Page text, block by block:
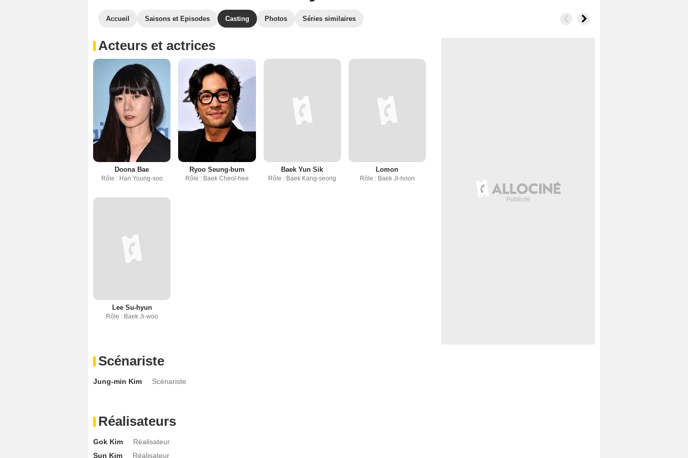
Accueil Saisons et Episodes Casting Photos Séries similaires
Acteurs et actrices
Doona Bae
Rôle : Han Young-soo
Ryoo Seung-bum
Rôle : Baek Cheol-hee
Baek Yun Sik
Rôle : Baek Kang-seong
Lomon
Rôle : Baek Ji-hoon
Lee Su-hyun
Rôle : Baek Ji-woo
Scénariste
Jung-min Kim Scénariste
Réalisateurs
Gok Kim
Réalisateur
Sun Kim
Réalisateur